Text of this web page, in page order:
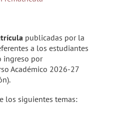
publicadas por la
a los estudiantes
ingreso por
Académico 2026-27
los siguientes temas: